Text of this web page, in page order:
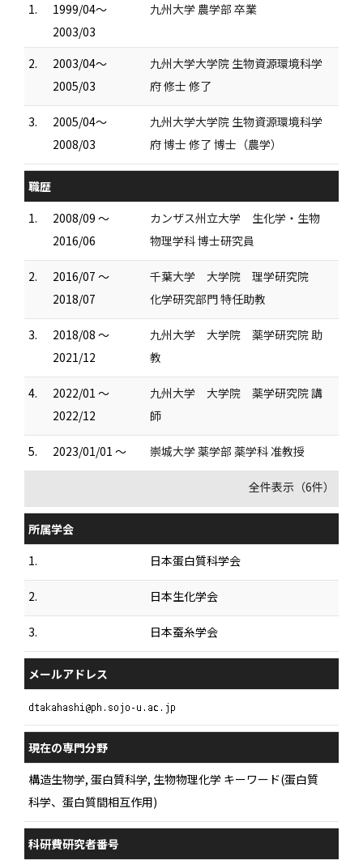
1.
1999/04～
2003/03
九州大学 農学部 卒業
2.
2003/04～
2005/03
九州大学大学院 生物資源環境科学
府 修士 修了
3.
2005/04～
2008/03
九州大学大学院 生物資源環境科学
府 博士 修了 博士（農学）
職歴
1.
2008/09 ～
2016/06
カンザス州立大学 生化学・生物
物理学科 博士研究員
2.
2016/07 ～
2018/07
千葉大学 大学院 理学研究院
化学研究部門 特任助教
3.
2018/08 ～
2021/12
九州大学 大学院 薬学研究院 助
教
4.
2022/01 ～
2022/12
九州大学 大学院 薬学研究院 講
師
5. 2023/01/01 ～ 崇城大学 薬学部 薬学科 准教授
全件表示（6件）
所属学会
1.
日本蛋白質科学会
2. 日本生化学会
3. 日本蚕糸学会
メールアドレス
現在の専門分野
構造生物学, 蛋白質科学, 生物物理化学 キーワード(蛋白質
科学、蛋白質間相互作用)
科研費研究者番号